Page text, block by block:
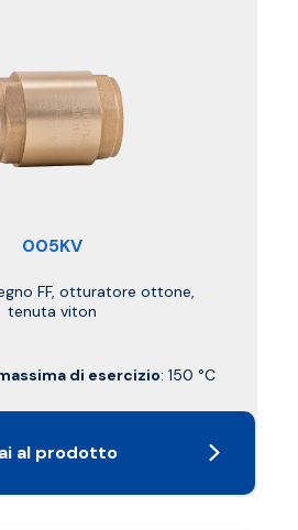
005KV
FF, otturatore ottone,
tenuta viton
di esercizio: 150 °C
al prodotto